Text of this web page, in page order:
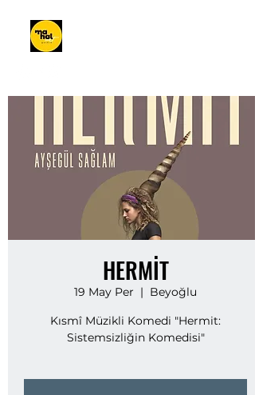
HERMİT
19 May Per
  |
Beyoğlu
Kısmî Müzikli Komedi "Hermit:
Sistemsizliğin Komedisi"